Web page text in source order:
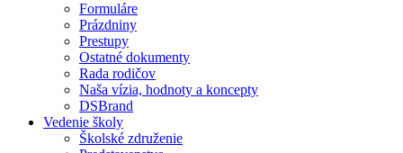
Formuláre
Prázdniny
Prestupy
Ostatné dokumenty
Rada rodičov
Naša vízia, hodnoty a koncepty
DSBrand
Vedenie školy
Školské združenie